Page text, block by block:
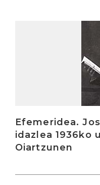
Efemeridea.
idazlea 1936ko
Oiartzunen